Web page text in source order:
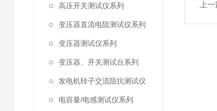
高压开关测试仪系列
变压器直流电阻测试仪系列
变压器测试仪系列
变压器、开关测试台系列
发电机转子交流阻抗测试仪
电容量/电感测试仪系列
上